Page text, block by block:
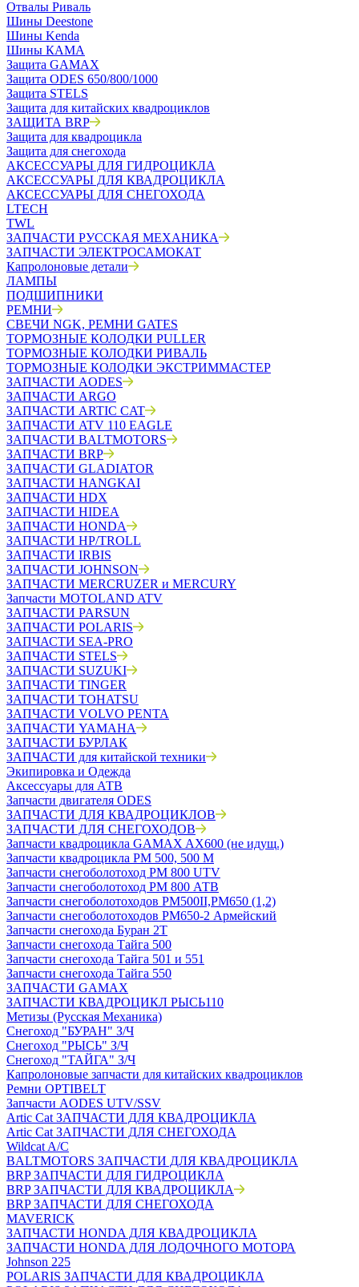
Отвалы Риваль
Шины Deestone
Шины Kenda
Шины КАМА
Защита GAMAX
Защита ODES 650/800/1000
Защита STELS
Защита для китайских квадроциклов
ЗАЩИТА BRP
Защита для квадроцикла
Защита для снегохода
АКСЕССУАРЫ ДЛЯ ГИДРОЦИКЛА
АКСЕССУАРЫ ДЛЯ КВАДРОЦИКЛА
АКСЕССУАРЫ ДЛЯ СНЕГОХОДА
LTECH
TWL
ЗАПЧАСТИ РУССКАЯ МЕХАНИКА
ЗАПЧАСТИ ЭЛЕКТРОСАМОКАТ
Капролоновые детали
ЛАМПЫ
ПОДШИПНИКИ
РЕМНИ
СВЕЧИ NGK, РЕМНИ GATES
ТОРМОЗНЫЕ КОЛОДКИ PULLER
ТОРМОЗНЫЕ КОЛОДКИ РИВАЛЬ
ТОРМОЗНЫЕ КОЛОДКИ ЭКСТРИММАСТЕР
ЗАПЧАСТИ AODES
ЗАПЧАСТИ ARGO
ЗАПЧАСТИ ARTIC CAT
ЗАПЧАСТИ ATV 110 EAGLE
ЗАПЧАСТИ BALTMOTORS
ЗАПЧАСТИ BRP
ЗАПЧАСТИ GLADIATOR
ЗАПЧАСТИ HANGKAI
ЗАПЧАСТИ HDX
ЗАПЧАСТИ HIDEA
ЗАПЧАСТИ HONDA
ЗАПЧАСТИ HP/TROLL
ЗАПЧАСТИ IRBIS
ЗАПЧАСТИ JOHNSON
ЗАПЧАСТИ MERCRUZER и MERCURY
Запчасти MOTOLAND ATV
ЗАПЧАСТИ PARSUN
ЗАПЧАСТИ POLARIS
ЗАПЧАСТИ SEA-PRO
ЗАПЧАСТИ STELS
ЗАПЧАСТИ SUZUKI
ЗАПЧАСТИ TINGER
ЗАПЧАСТИ TOHATSU
ЗАПЧАСТИ VOLVO PENTA
ЗАПЧАСТИ YAMAHA
ЗАПЧАСТИ БУРЛАК
ЗАПЧАСТИ для китайской техники
Экипировка и Одежда
Аксессуары для АТВ
Запчасти двигателя ODES
ЗАПЧАСТИ ДЛЯ КВАДРОЦИКЛОВ
ЗАПЧАСТИ ДЛЯ СНЕГОХОДОВ
Запчасти квадроцикла GAMAX AX600 (не идущ.)
Запчасти квадроцикла РМ 500, 500 М
Запчасти снегоболотоход РМ 800 UTV
Запчасти снегоболотоход РМ 800 АТВ
Запчасти снегоболотоходов РМ500II,РМ650 (1,2)
Запчасти снегоболотоходов РМ650-2 Армейский
Запчасти снегохода Буран 2Т
Запчасти снегохода Тайга 500
Запчасти снегохода Тайга 501 и 551
Запчасти снегохода Тайга 550
ЗАПЧАСТИ GAMAX
ЗАПЧАСТИ КВАДРОЦИКЛ РЫСЬ110
Метизы (Русская Механика)
Снегоход "БУРАН" З/Ч
Снегоход "РЫСЬ" З/Ч
Снегоход "ТАЙГА" З/Ч
Капролоновые запчасти для китайских квадроциклов
Ремни OPTIBELT
Запчасти AODES UTV/SSV
Artic Cat ЗАПЧАСТИ ДЛЯ КВАДРОЦИКЛА
Artic Cat ЗАПЧАСТИ ДЛЯ СНЕГОХОДА
Wildcat A/C
BALTMOTORS ЗАПЧАСТИ ДЛЯ КВАДРОЦИКЛА
BRP ЗАПЧАСТИ ДЛЯ ГИДРОЦИКЛА
BRP ЗАПЧАСТИ ДЛЯ КВАДРОЦИКЛА
BRP ЗАПЧАСТИ ДЛЯ СНЕГОХОДА
MAVERICK
ЗАПЧАСТИ HONDA ДЛЯ КВАДРОЦИКЛА
ЗАПЧАСТИ HONDA ДЛЯ ЛОДОЧНОГО МОТОРА
Johnson 225
POLARIS ЗАПЧАСТИ ДЛЯ КВАДРОЦИКЛА